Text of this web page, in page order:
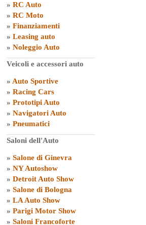
» RC Auto
» RC Moto
» Finanziamenti
» Leasing auto
» Noleggio Auto
Veicoli e accessori auto
» Auto Sportive
» Racing Cars
» Prototipi Auto
» Navigatori Auto
» Pneumatici
Saloni dell'Auto
» Salone di Ginevra
» NY Autoshow
» Detroit Auto Show
» Salone di Bologna
» LA Auto Show
» Parigi Motor Show
» Saloni Francoforte